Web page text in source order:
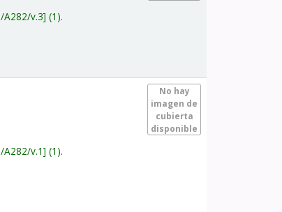
A282/v.3 (1).
No hay
imagen de
cubierta
disponible
A282/v.1 (1).